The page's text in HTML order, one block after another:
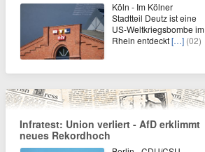
Köln - Im Kölner
Stadtteil Deutz ist eine
US-Weltkriegsbombe im
Rhein entdeckt[…] (02)
Infratest: Union verliert - AfD erklimmt
neues Rekordhoch